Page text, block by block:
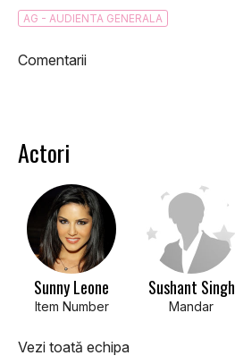
AG - AUDIENTA GENERALA
Comentarii
Actori
Sunny Leone
Item Number
Sushant Singh
Mandar
Vezi toată echipa